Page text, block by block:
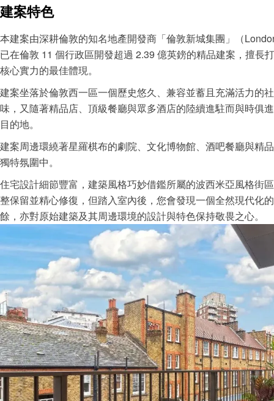
建案特色
本建案由深耕倫敦的知名地產開發商「倫敦新城集團」（
已在倫敦 11 個行政區開發超過 2.39 億英鎊的精品建案，擅長
核心實力的最佳體現。
建案坐落於倫敦西一區一個歷史悠久、兼容並蓄且充滿活力的
味，又隨著精品店、頂級餐廳與眾多酒店的陸續進駐而與時俱
目的地。
建案周邊環繞著星羅棋布的劇院、文化博物館、酒吧餐廳與精
獨特氛圍中。
住宅設計細節豐富，建築風格巧妙借鑑所屬的波西米亞風格街
整保留並精心修復，但踏入室內後，您會發現一個全然現代
餘，亦對原始建築及其周邊環境的設計與特色保持敬畏之心。